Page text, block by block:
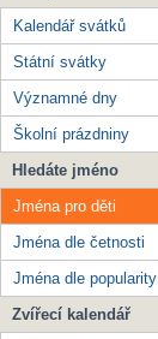
Kalendář svátků
Státní svátky
Významné dny
Školní prázdniny
Hledáte jméno
Jména pro děti
Jména dle četnosti
Jména dle popularity
Zvířecí kalendář